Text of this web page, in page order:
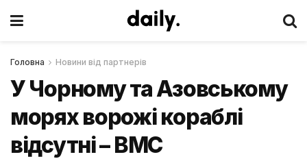
Головна Новини від партнерів
У Чорному та Азовському
морях ворожі кораблі
відсутні – ВМС